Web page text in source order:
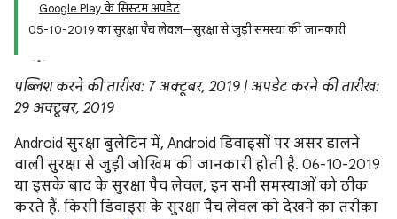
Google Play के सिस्टम अपडेट
05-10-2019 का सुरक्षा पैच लेवल—सुरक्षा से जुड़ी समस्या की जानकारी
पब्लिश करने की तारीख: 7 अक्टूबर, 2019 | अपडेट करने की तारीख:
29 अक्टूबर, 2019
Android सुरक्षा बुलेटिन में, Android डिवाइसों पर असर डालने
वाली सुरक्षा से जुड़ी जोखिम की जानकारी होती है. 06-10-2019
या इसके बाद के सुरक्षा पैच लेवल, इन सभी समस्याओं को ठीक
करते हैं. किसी डिवाइस के सुरक्षा पैच लेवल को देखने का तरीका